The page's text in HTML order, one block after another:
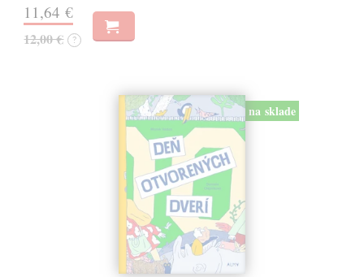
11,64 €
12,00 € ?
na sklade